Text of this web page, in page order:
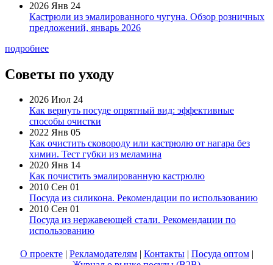
2026 Янв 24
Кастрюли из эмалированного чугуна. Обзор розничных
предложений, январь 2026
подробнее
Советы по уходу
2026 Июл 24
Как вернуть посуде опрятный вид: эффективные
способы очистки
2022 Янв 05
Как очистить сковороду или кастрюлю от нагара без
химии. Тест губки из меламина
2020 Янв 14
Как почистить эмалированную кастрюлю
2010 Сен 01
Посуда из силикона. Рекомендации по использованию
2010 Сен 01
Посуда из нержавеющей стали. Рекомендации по
использованию
О проекте| Рекламодателям| Контакты| Посуда оптом|